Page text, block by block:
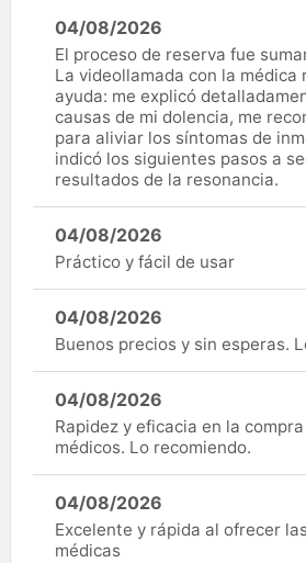
04/08/2026
El proceso de reserva fue
La videollamada con la médica
ayuda: me explicó
causas de mi dolencia, me
para aliviar los síntomas de
indicó los siguientes pasos a
resultados de la resonancia.
04/08/2026
Práctico y fácil de usar
04/08/2026
Buenos precios y sin esperas.
04/08/2026
Rapidez y eficacia en la
médicos. Lo recomiendo.
04/08/2026
Excelente y rápida al ofrecer
médicas